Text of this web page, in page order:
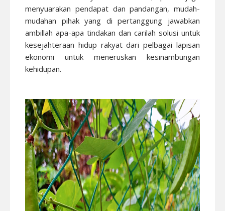
menyuarakan pendapat dan pandangan, mudah-
mudahan pihak yang di pertanggung jawabkan
ambillah apa-apa tindakan dan carilah solusi untuk
kesejahteraan hidup rakyat dari pelbagai lapisan
ekonomi untuk meneruskan kesinambungan
kehidupan.